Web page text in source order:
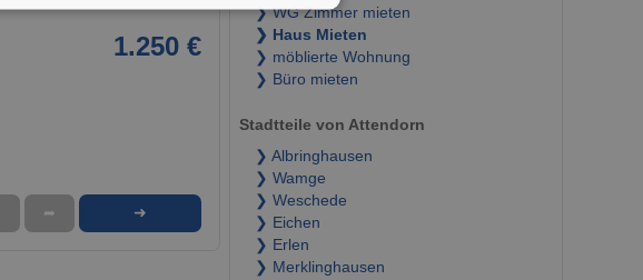
1.250 €
➦ ➜
❯ WG Zimmer mieten
❯ Haus Mieten
❯ möblierte Wohnung
❯ Büro mieten
Stadtteile von Attendorn
❯ Albringhausen
❯ Wamge
❯ Weschede
❯ Eichen
❯ Erlen
❯ Merklinghausen